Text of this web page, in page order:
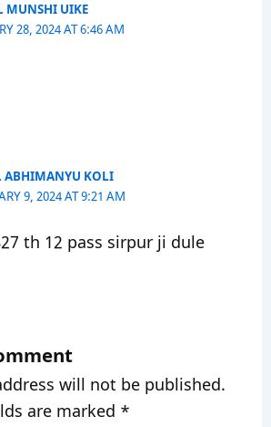
MUNSHI UIKE
28, 2024 AT 6:46 AM
ABHIMANYU KOLI
9, 2024 AT 9:21 AM
th 12 pass sirpur ji dule
will not be published.
are marked *